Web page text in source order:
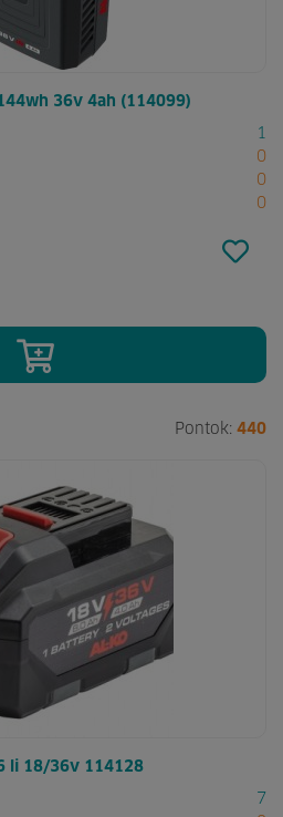
36v 4ah (114099)
1
0
0
0
Pontok: 440
li 18/36v 114128
7